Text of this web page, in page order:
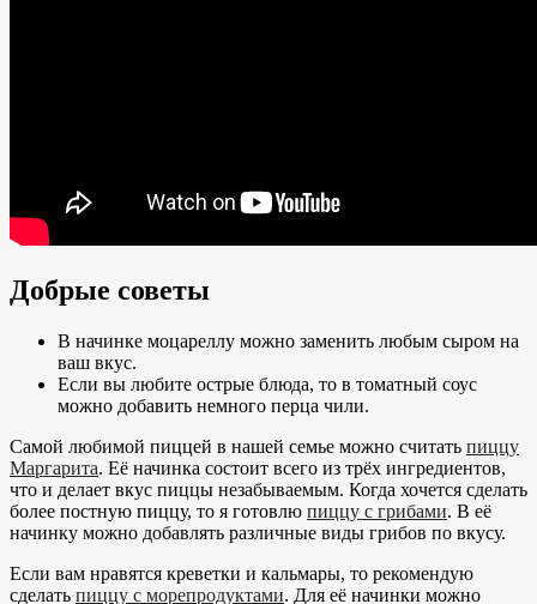
Добрые советы
В начинке моцареллу можно заменить любым сыром на
ваш вкус.
Если вы любите острые блюда, то в томатный соус
можно добавить немного перца чили.
Самой любимой пиццей в нашей семье можно считать пиццу
Маргарита. Её начинка состоит всего из трёх ингредиентов,
что и делает вкус пиццы незабываемым. Когда хочется сделать
более постную пиццу, то я готовлю пиццу с грибами. В её
начинку можно добавлять различные виды грибов по вкусу.
Если вам нравятся креветки и кальмары, то рекомендую
сделать пиццу с морепродуктами. Для её начинки можно